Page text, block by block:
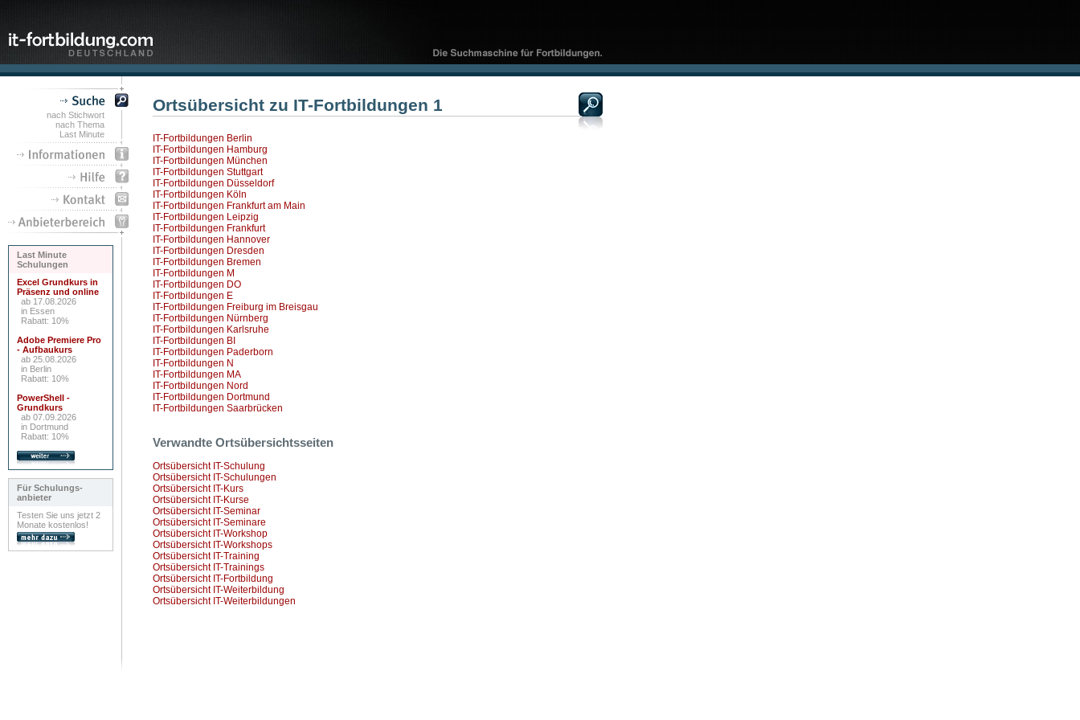
nach Stichwort
nach Thema
Last Minute
Last Minute
Schulungen
Excel Grundkurs in
Präsenz und online
ab 17.08.2026
in Essen
Rabatt: 10%
Adobe Premiere Pro
- Aufbaukurs
ab 25.08.2026
in Berlin
Rabatt: 10%
PowerShell -
Grundkurs
ab 07.09.2026
in Dortmund
Rabatt: 10%
Für Schulungs-
anbieter
Testen Sie uns jetzt 2
Monate kostenlos!
Ortsübersicht zu IT-Fortbildungen 1
IT-Fortbildungen Berlin
IT-Fortbildungen Hamburg
IT-Fortbildungen München
IT-Fortbildungen Stuttgart
IT-Fortbildungen Düsseldorf
IT-Fortbildungen Köln
IT-Fortbildungen Frankfurt am Main
IT-Fortbildungen Leipzig
IT-Fortbildungen Frankfurt
IT-Fortbildungen Hannover
IT-Fortbildungen Dresden
IT-Fortbildungen Bremen
IT-Fortbildungen M
IT-Fortbildungen DO
IT-Fortbildungen E
IT-Fortbildungen Freiburg im Breisgau
IT-Fortbildungen Nürnberg
IT-Fortbildungen Karlsruhe
IT-Fortbildungen BI
IT-Fortbildungen Paderborn
IT-Fortbildungen N
IT-Fortbildungen MA
IT-Fortbildungen Nord
IT-Fortbildungen Dortmund
IT-Fortbildungen Saarbrücken
Verwandte Ortsübersichtsseiten
Ortsübersicht IT-Schulung
Ortsübersicht IT-Schulungen
Ortsübersicht IT-Kurs
Ortsübersicht IT-Kurse
Ortsübersicht IT-Seminar
Ortsübersicht IT-Seminare
Ortsübersicht IT-Workshop
Ortsübersicht IT-Workshops
Ortsübersicht IT-Training
Ortsübersicht IT-Trainings
Ortsübersicht IT-Fortbildung
Ortsübersicht IT-Weiterbildung
Ortsübersicht IT-Weiterbildungen